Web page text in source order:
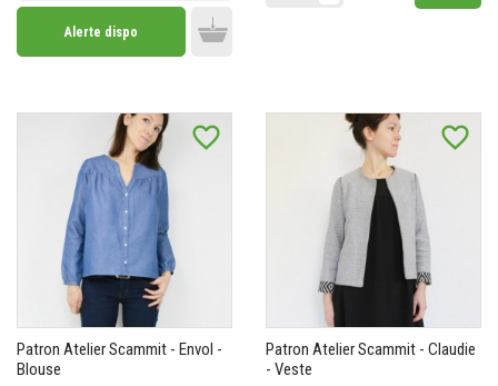
Alerte dispo
favorite_border
Patron Atelier Scammit - Envol -
Blouse
favorite_border
Patron Atelier Scammit - Claudie
- Veste